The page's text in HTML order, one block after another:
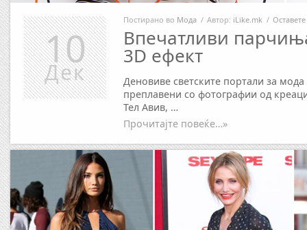
Постирано во Мода / Автор: iLike.mk /
Впечатливи
3D ефект
Деновиве светските портали за
преплавени со фотографии од
Тел Авив, …
Прочитајте повеќе…»
10
Дек